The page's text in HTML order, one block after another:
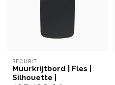
SECURIT
Muurkrijtbord | Fles |
Silhouette |